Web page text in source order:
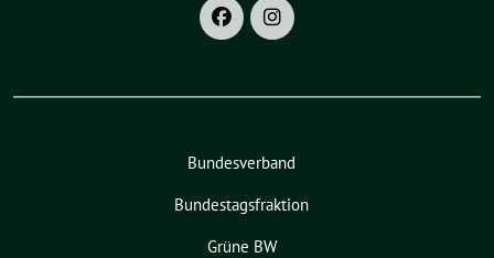
Bundesverband
Bundestagsfraktion
Grüne BW